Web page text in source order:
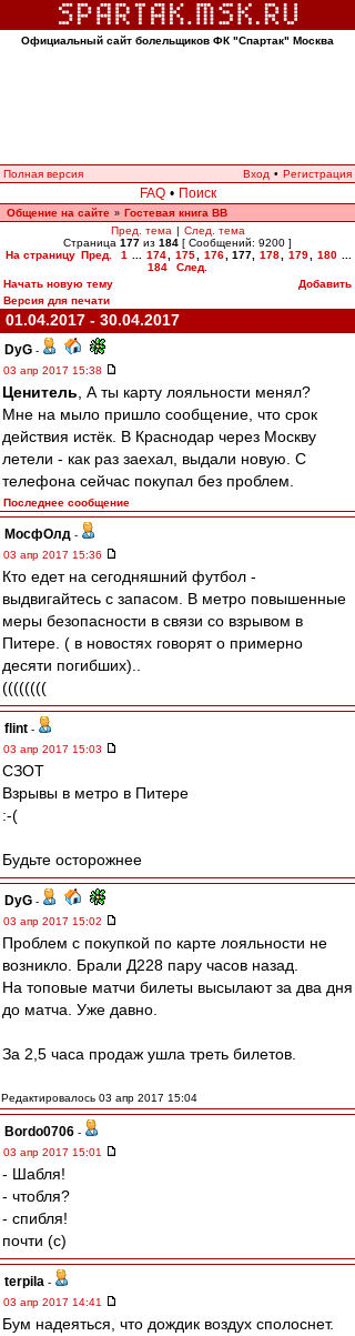
Официальный сайт болельщиков ФК "Спартак" Москва
Полная версия Вход • Регистрация
FAQ • Поиск
Общение на сайте » Гостевая книга ВВ
Пред. тема | След. тема
Страница 177 из 184 [ Сообщений: 9200 ]
На страницу Пред. 1 174 175 176 177, 178 179 180
184
След.
Начать новую тему
Добавить
Версия для печати
01.04.2017 - 30.04.2017
DyG -
03 апр 2017 15:38
Ценитель , А ты карту лояльности менял?
Мне на мыло пришло сообщение, что срок
действия истёк. В Краснодар через Москву
летели - как раз заехал, выдали новую. С
телефона сейчас покупал без проблем.
Последнее сообщение
МосфОлд -
03 апр 2017 15:36
Кто едет на сегодняшний футбол -
выдвигайтесь с запасом. В метро повышенные
меры безопасности в связи со взрывом в
Питере. ( в новостях говорят о примерно
десяти погибших)..
((((((((
flint -
03 апр 2017 15:03
СЗОТ
Взрывы в метро в Питере
:-(
Будьте осторожнее
DyG -
03 апр 2017 15:02
Проблем с покупкой по карте лояльности не
возникло. Брали Д228 пару часов назад.
На топовые матчи билеты высылают за два дня
до матча. Уже давно.
За 2,5 часа продаж ушла треть билетов.
Редактировалось 03 апр 2017 15:04
Bordo0706 -
03 апр 2017 15:01
- Шабля!
- чтобля?
- спибля!
почти (с)
terpila -
03 апр 2017 14:41
Бум надеяться, что дождик воздух сполоснет.